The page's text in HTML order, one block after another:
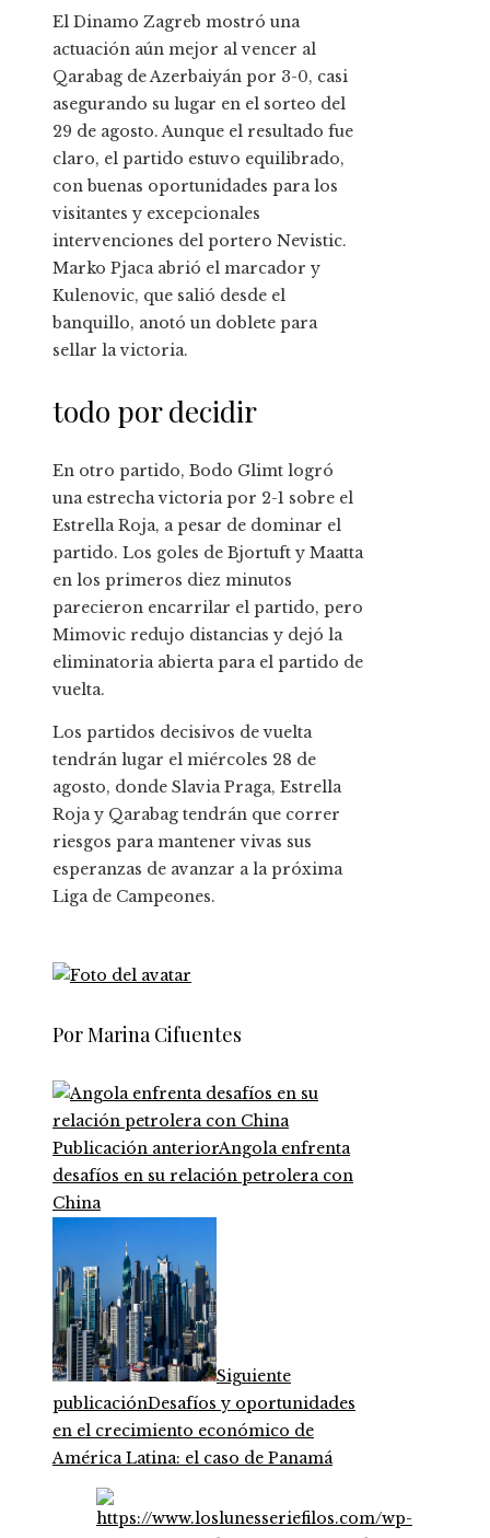
El Dinamo Zagreb mostró una
actuación aún mejor al vencer al
Qarabag de Azerbaiyán por 3-0, casi
asegurando su lugar en el sorteo del
29 de agosto. Aunque el resultado fue
claro, el partido estuvo equilibrado,
con buenas oportunidades para los
visitantes y excepcionales
intervenciones del portero Nevistic.
Marko Pjaca abrió el marcador y
Kulenovic, que salió desde el
banquillo, anotó un doblete para
sellar la victoria.
todo por decidir
En otro partido, Bodo Glimt logró
una estrecha victoria por 2-1 sobre el
Estrella Roja, a pesar de dominar el
partido. Los goles de Bjortuft y Maatta
en los primeros diez minutos
parecieron encarrilar el partido, pero
Mimovic redujo distancias y dejó la
eliminatoria abierta para el partido de
vuelta.
Los partidos decisivos de vuelta
tendrán lugar el miércoles 28 de
agosto, donde Slavia Praga, Estrella
Roja y Qarabag tendrán que correr
riesgos para mantener vivas sus
esperanzas de avanzar a la próxima
Liga de Campeones.
Por Marina Cifuentes
Publicación anteriorAngola enfrenta
desafíos en su relación petrolera con
China
Siguiente
publicaciónDesafíos y oportunidades
en el crecimiento económico de
América Latina: el caso de Panamá